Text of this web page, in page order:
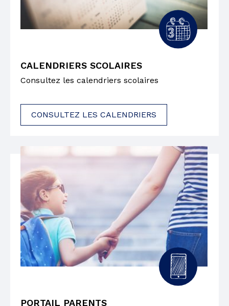
CALENDRIERS SCOLAIRES
Consultez les calendriers scolaires
CONSULTEZ LES CALENDRIERS
PORTAIL PARENTS